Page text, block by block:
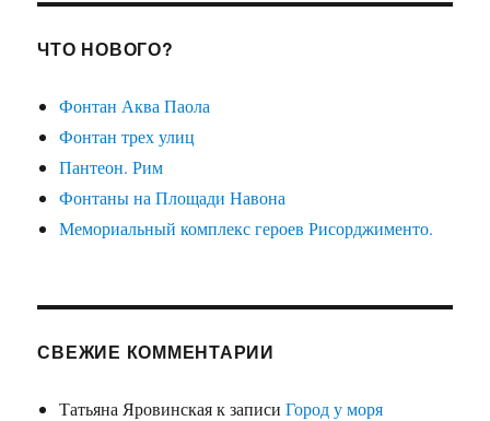
ЧТО НОВОГО?
Фонтан Аква Паола
Фонтан трех улиц
Пантеон. Рим
Фонтаны на Площади Навона
Мемориальный комплекс героев Рисорджименто.
СВЕЖИЕ КОММЕНТАРИИ
Татьяна Яровинскаяк записиГород у моря